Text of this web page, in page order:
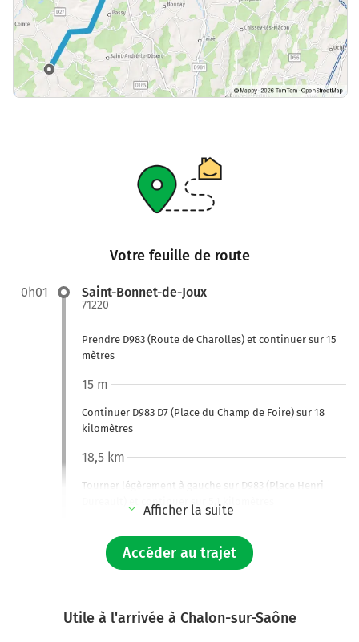
Votre feuille de route
0h01 Saint-Bonnet-de-Joux
71220
Prendre D983 (Route de Charolles) et continuer sur 15
mètres
Continuer D983 D7 (Place du Champ de Foire) sur 18
kilomètres
15 m
Tourner légèrement à gauche sur D983 (Place Henri
Dureault) et continuer sur 5,1 kilomètres
18,5 km
Continuer D983 (La Bretagne) sur 4 kilomètres
Tourner à droite sur D983 et continuer sur 1,3 kilomètre
Afficher la suite
Accéder au trajet
Utile à l'arrivée à Chalon-sur-Saône